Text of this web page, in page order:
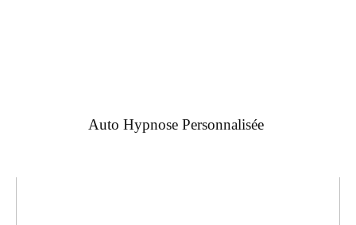
Auto Hypnose Personnalisée